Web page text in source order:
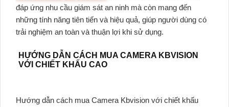
đáp ứng nhu cầu giám sát an ninh mà còn mang đến
những tính năng tiên tiến và hiệu quả, giúp người dùng có
trải nghiệm an toàn và thuận lợi khi sử dụng.
HƯỚNG DẪN CÁCH MUA CAMERA KBVISION
VỚI CHIẾT KHẤU CAO
Hướng dẫn cách mua Camera Kbvision với chiết khấu